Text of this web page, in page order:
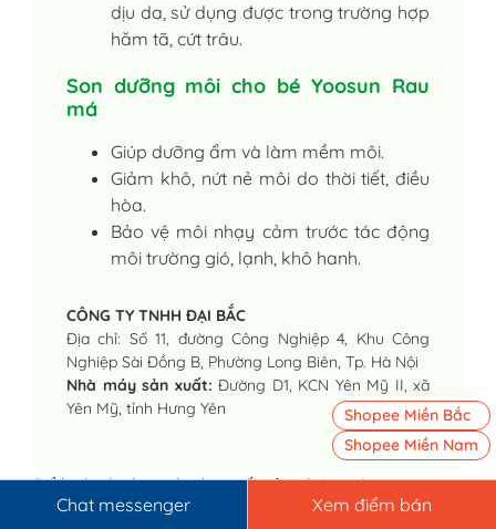
dịu da, sử dụng được trong trường hợp
hăm tã, cứt trâu.
Son dưỡng môi cho bé Yoosun Rau
má
Giúp dưỡng ẩm và làm mềm môi.
Giảm khô, nứt nẻ môi do thời tiết, điều
hòa.
Bảo vệ môi nhạy cảm trước tác động
môi trường gió, lạnh, khô hanh.
CÔNG TY TNHH ĐẠI BẮC
Địa chỉ: Số 11, đường Công Nghiệp 4, Khu Công
Nghiệp Sài Đồng B, Phường Long Biên, Tp. Hà Nội
Nhà máy sản xuất: Đường D1, KCN Yên Mỹ II, xã
Yên Mỹ, tỉnh Hưng Yên
Để lại bình chọn cho bài viết của chúng tôi:
Chat messenger
Xem điểm bán
Shopee Miền Bắc
Shopee Miền Nam